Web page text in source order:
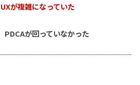
が複雑になっていた
PDCAが回っていなかった